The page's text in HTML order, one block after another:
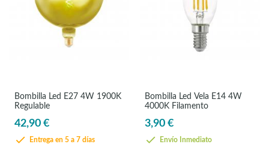
Bombilla Led E27 4W 1900K
Regulable
42,90 €
Entrega en 5 a 7 días
Bombilla Led Vela E14 4W
4000K Filamento
3,90 €
Envío Inmediato